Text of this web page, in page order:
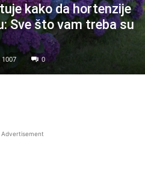
kako da hortenzije
Sve što vam treba su
1007 0
Advertisement